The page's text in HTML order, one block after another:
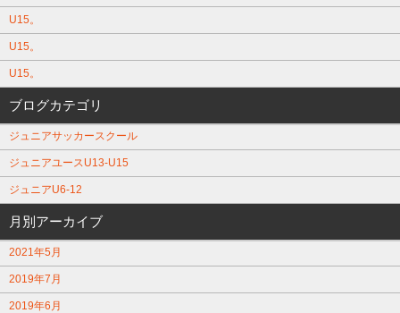
U15。
U15。
U15。
ブログカテゴリ
ジュニアサッカースクール
ジュニアユースU13-U15
ジュニアU6-12
月別アーカイブ
2021年5月
2019年7月
2019年6月